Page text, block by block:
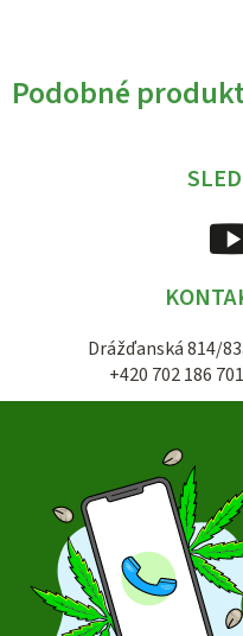
Podobné
Drážďanská 814/
+420 702 186